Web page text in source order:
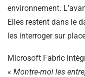
environnement.
Elles restent dans le
les interroger sur
Microsoft Fabric
« Montre-moi les